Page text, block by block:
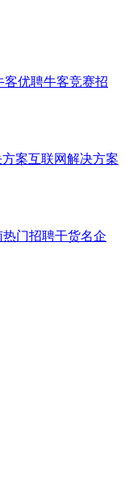
客优聘牛客竞赛招
案互联网解决方案
热门招聘干货名企